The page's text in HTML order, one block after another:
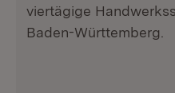
viertägige
Baden-Württemberg.